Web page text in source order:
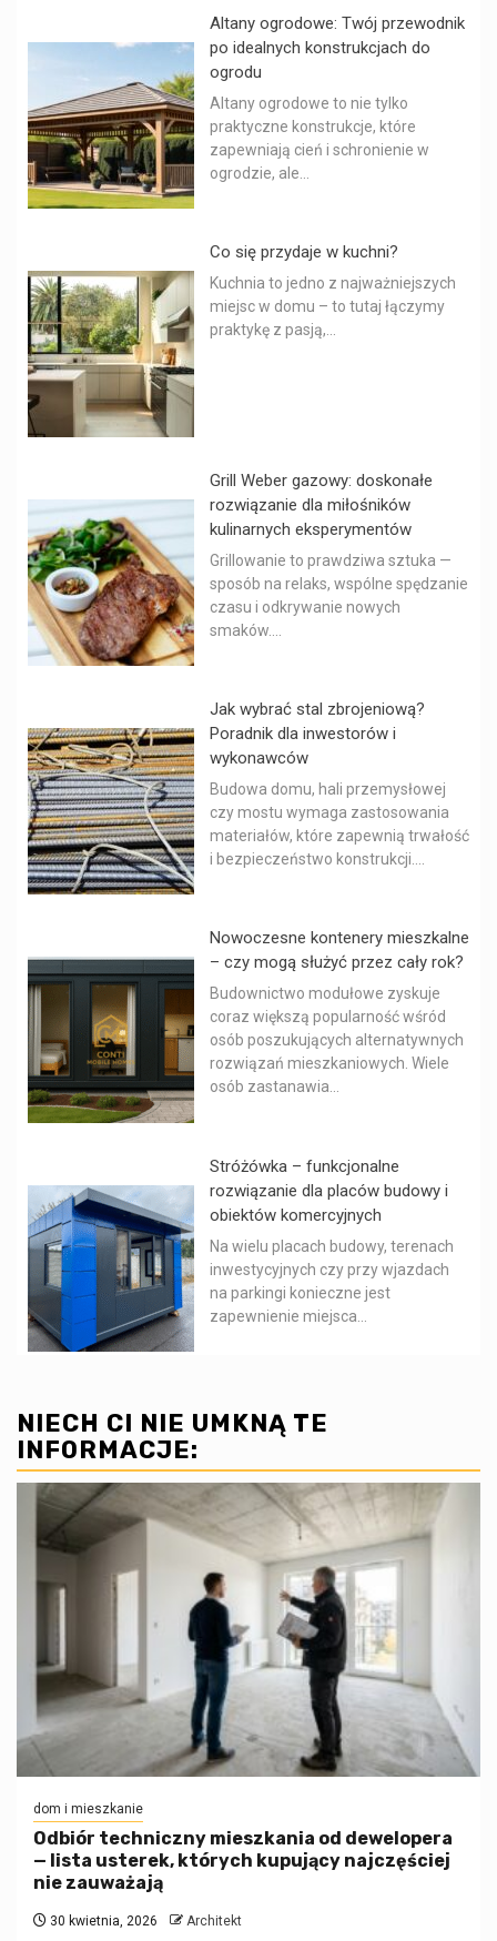
Altany ogrodowe: Twój przewodnik
po idealnych konstrukcjach do
ogrodu
Altany ogrodowe to nie tylko
praktyczne konstrukcje, które
zapewniają cień i schronienie w
ogrodzie, ale...
Co się przydaje w kuchni?
Kuchnia to jedno z najważniejszych
miejsc w domu – to tutaj łączymy
praktykę z pasją,...
Grill Weber gazowy: doskonałe
rozwiązanie dla miłośników
kulinarnych eksperymentów
Grillowanie to prawdziwa sztuka —
sposób na relaks, wspólne spędzanie
czasu i odkrywanie nowych
smaków....
Jak wybrać stal zbrojeniową?
Poradnik dla inwestorów i
wykonawców
Budowa domu, hali przemysłowej
czy mostu wymaga zastosowania
materiałów, które zapewnią trwałość
i bezpieczeństwo konstrukcji....
Nowoczesne kontenery mieszkalne
– czy mogą służyć przez cały rok?
Budownictwo modułowe zyskuje
coraz większą popularność wśród
osób poszukujących alternatywnych
rozwiązań mieszkaniowych. Wiele
osób zastanawia...
Stróżówka – funkcjonalne
rozwiązanie dla placów budowy i
obiektów komercyjnych
Na wielu placach budowy, terenach
inwestycyjnych czy przy wjazdach
na parkingi konieczne jest
zapewnienie miejsca...
NIECH CI NIE UMKNĄ TE
INFORMACJE:
dom i mieszkanie
Odbiór techniczny mieszkania od dewelopera
— lista usterek, których kupujący najczęściej
nie zauważają
30 kwietnia, 2026 Architekt